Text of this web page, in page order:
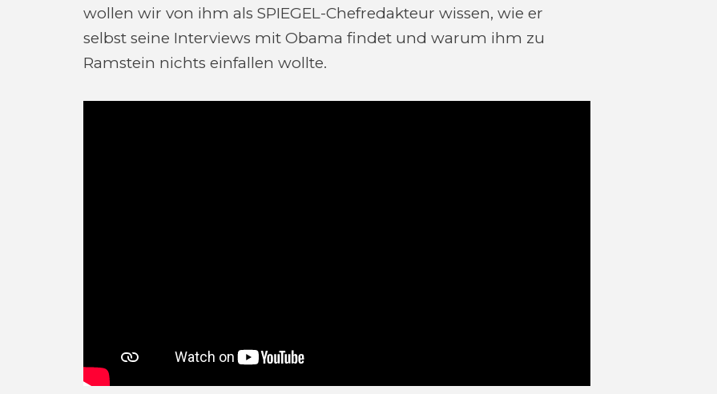
wollen wir von ihm als SPIEGEL-Chefredakteur wissen, wie er
selbst seine Interviews mit Obama findet und warum ihm zu
Ramstein nichts einfallen wollte.